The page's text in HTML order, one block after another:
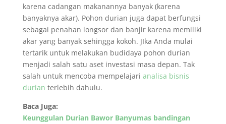
karena cadangan makanannya banyak (karena
banyaknya akar). Pohon durian juga dapat berfungsi
sebagai penahan longsor dan banjir karena memiliki
akar yang banyak sehingga kokoh. JIka Anda mulai
tertarik untuk melakukan budidaya pohon durian
menjadi salah satu aset investasi masa depan. Tak
salah untuk mencoba mempelajari analisa bisnis
durian terlebih dahulu.
Baca Juga:
Keunggulan Durian Bawor Banyumas bandingan